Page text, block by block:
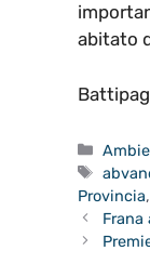
abitato
Tag
Provincia,
Frana